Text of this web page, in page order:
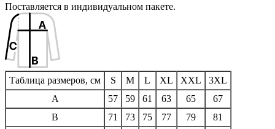
Поставляется в индивидуальном пакете.
Таблица размеров, см S M L XL XXL
3XL
A
57 59 61 63 65
67
B
71 73 75 77 79
81